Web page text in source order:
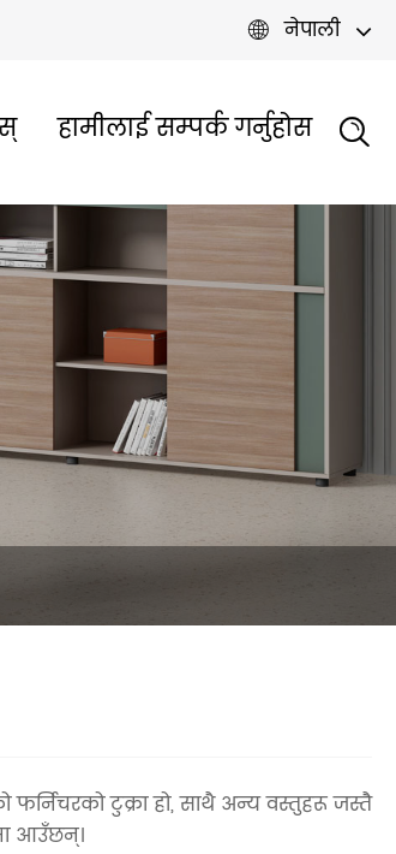
 नेपाली
हामीलाई सम्पर्क गर्नुहोस
फर्निचरको टुक्रा हो, साथै अन्य वस्तुहरू जस्तै
आउँछन्।